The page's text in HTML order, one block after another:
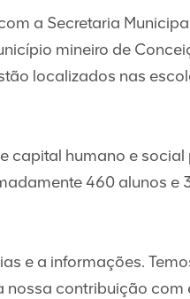
a Secretaria
mineiro de
localizados nas
capital humano e social
460 alunos e
e a informações.
contribuição com